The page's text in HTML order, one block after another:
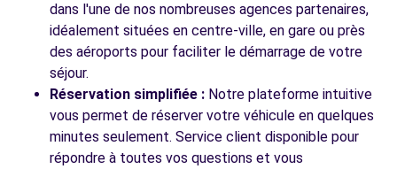
dans l'une de nos nombreuses agences partenaires,
idéalement situées en centre-ville, en gare ou près
des aéroports pour faciliter le démarrage de votre
séjour.
Réservation simplifiée : Notre plateforme intuitive
vous permet de réserver votre véhicule en quelques
minutes seulement. Service client disponible pour
répondre à toutes vos questions et vous